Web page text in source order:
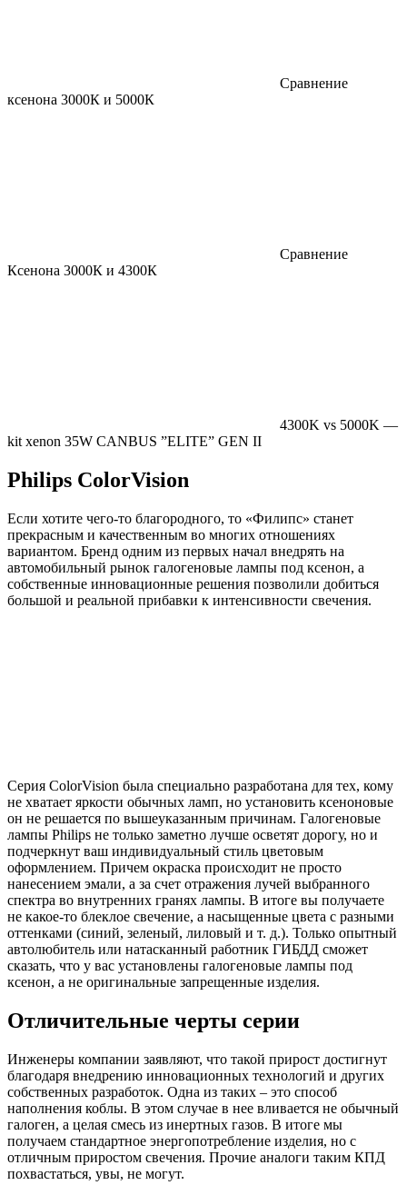
Сравнение
ксенона 3000К и 5000К
Сравнение
Ксенона 3000К и 4300К
4300K vs 5000K —
kit xenon 35W CANBUS ”ELITE” GEN II
Philips ColorVision
Если хотите чего-то благородного, то «Филипс» станет
прекрасным и качественным во многих отношениях
вариантом. Бренд одним из первых начал внедрять на
автомобильный рынок галогеновые лампы под ксенон, а
собственные инновационные решения позволили добиться
большой и реальной прибавки к интенсивности свечения.
Серия ColorVision была специально разработана для тех, кому
не хватает яркости обычных ламп, но установить ксеноновые
он не решается по вышеуказанным причинам. Галогеновые
лампы Philips не только заметно лучше осветят дорогу, но и
подчеркнут ваш индивидуальный стиль цветовым
оформлением. Причем окраска происходит не просто
нанесением эмали, а за счет отражения лучей выбранного
спектра во внутренних гранях лампы. В итоге вы получаете
не какое-то блеклое свечение, а насыщенные цвета с разными
оттенками (синий, зеленый, лиловый и т. д.). Только опытный
автолюбитель или натасканный работник ГИБДД сможет
сказать, что у вас установлены галогеновые лампы под
ксенон, а не оригинальные запрещенные изделия.
Отличительные черты серии
Инженеры компании заявляют, что такой прирост достигнут
благодаря внедрению инновационных технологий и других
собственных разработок. Одна из таких – это способ
наполнения коблы. В этом случае в нее вливается не обычный
галоген, а целая смесь из инертных газов. В итоге мы
получаем стандартное энергопотребление изделия, но с
отличным приростом свечения. Прочие аналоги таким КПД
похвастаться, увы, не могут.